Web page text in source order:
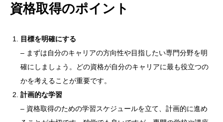
資格取得のポイント
目標を明確にする
– まずは自分のキャリアの方向性や目指したい専門分野を明
確にしましょう。どの資格が自分のキャリアに最も役立つの
かを考えることが重要です。
計画的な学習
– 資格取得のための学習スケジュールを立て、計画的に進め